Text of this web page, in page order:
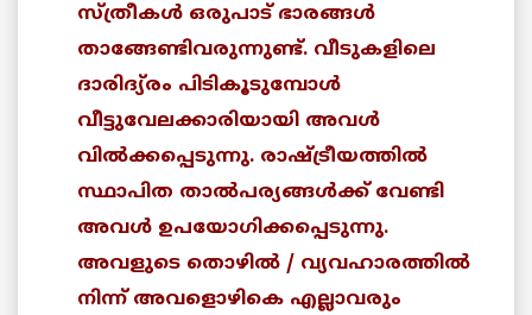
സ്ത്രീകള്‍ ഒരുപാട് ഭാരങ്ങള്‍
താങ്ങേണ്ടിവരുന്നുണ്ട്. വീടുകളിലെ
ദാരിദ്യ്രം പിടികൂടുമ്പോള്‍
വീട്ടുവേലക്കാരിയായി അവള്‍
വില്‍ക്കപ്പെടുന്നു. രാഷ്ട്രീയത്തില്‍
സ്ഥാപിത താല്‍പര്യങ്ങള്‍ക്ക് വേണ്ടി
അവള്‍ ഉപയോഗിക്കപ്പെടുന്നു.
അവളുടെ തൊഴില്‍ / വ്യവഹാരത്തില്‍
നിന്ന് അവളൊഴികെ എല്ലാവരും